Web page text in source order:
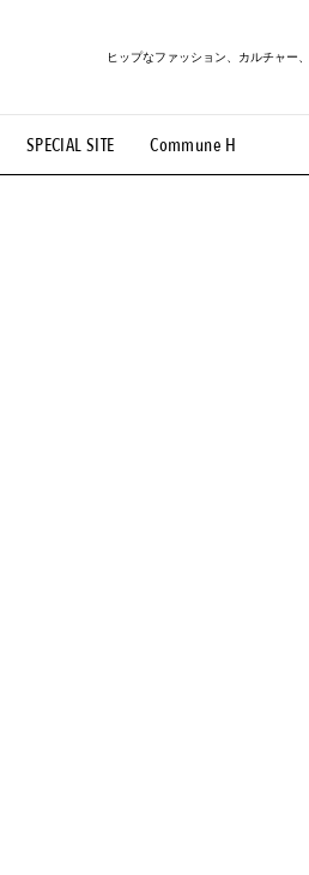
SPECIAL SITE Commune H
ヒップなファッション、カルチャー
#路地裏てぃーん。 #MONTHLY
#MOVIE #LIFESTYLE #SNEAKER